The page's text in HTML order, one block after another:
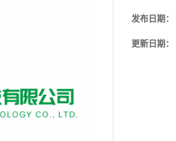
发布日期：
更新日期：